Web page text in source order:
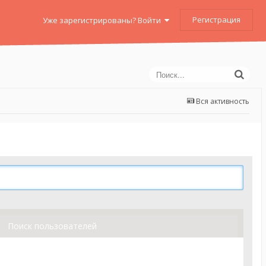
Уже зарегистрированы? Войти Регистрация
Вся активность
Поиск пользователей